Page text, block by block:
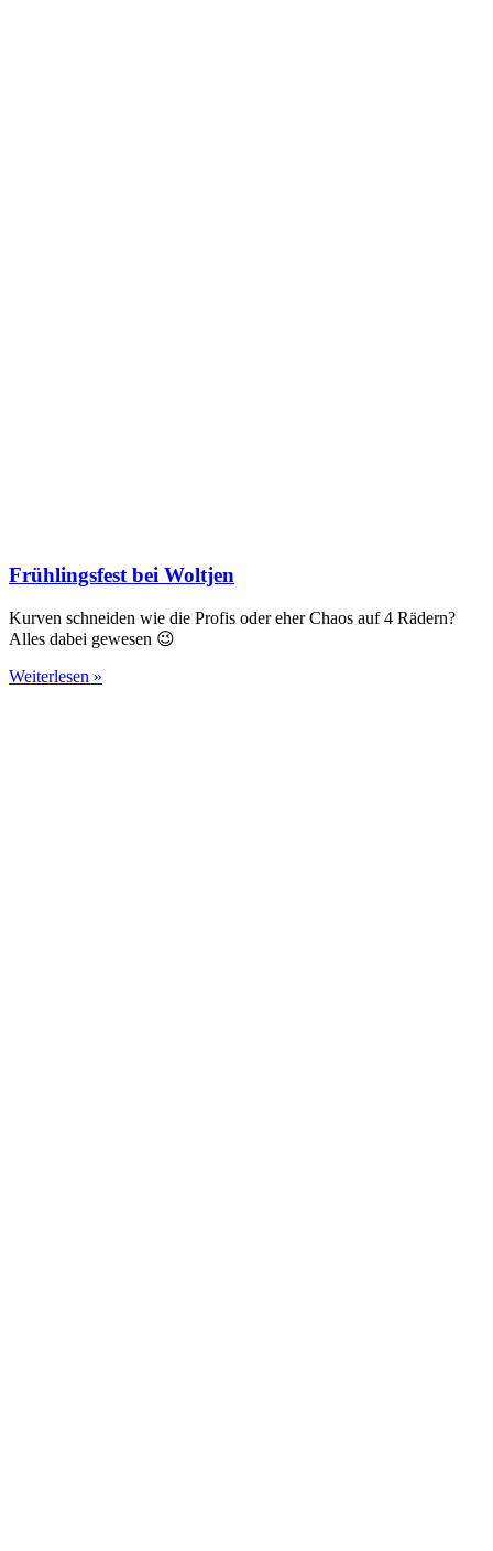
Frühlingsfest bei Woltjen
Kurven schneiden wie die Profis oder eher Chaos auf 4 Rädern?
Alles dabei gewesen 😉
Weiterlesen »